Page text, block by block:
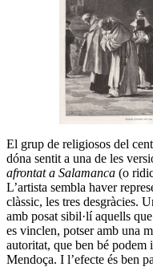
El grup de religiosos del
dóna sentit a una de les
afrontat a Salamanca (o
L’artista sembla haver
clàssic, les tres desgràcies.
amb posat sibil·lí aquells
es vinclen, potser amb una
autoritat, que ben bé podem
Mendoça. I l’efecte és ben